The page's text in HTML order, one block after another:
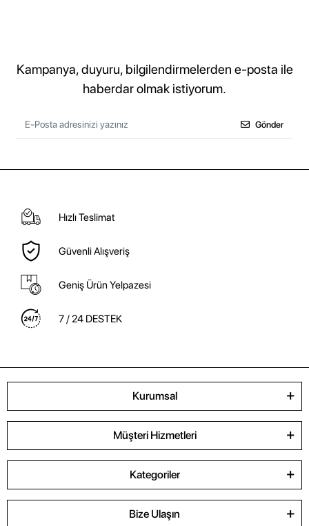
Kampanya, duyuru, bilgilendirmelerden e-posta ile
haberdar olmak istiyorum.
Gönder
Hızlı Teslimat
Güvenli Alışveriş
Geniş Ürün Yelpazesi
7 / 24 DESTEK
Kurumsal
Müşteri Hizmetleri
Kategoriler
Bize Ulaşın